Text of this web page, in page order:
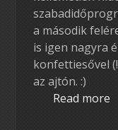
a második
is igen nagyra
konfettiesővel
az ajtón. :)
Read more